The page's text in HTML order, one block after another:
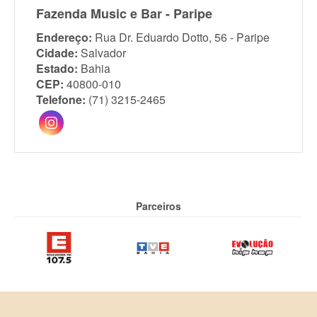
Fazenda Music e Bar - Paripe
Endereço: Rua Dr. Eduardo Dotto, 56 - Paripe
Cidade: Salvador
Estado: Bahia
CEP: 40800-010
Telefone: (71) 3215-2465
Parceiros